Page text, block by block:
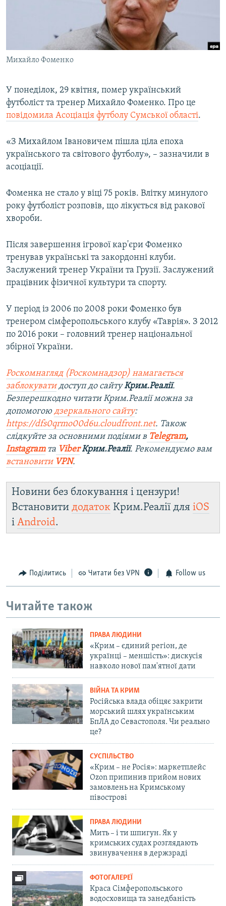
СВІДЧЕННЯ ОКУПАЦІЇ
УКРАЇНСЬКА ПРОБЛЕМА КРИМУ
ІНФОГРАФІКА
ДОЛУЧАЙСЯ!
Усі сайти RFE/RL
Михайло Фоменко
У понеділок, 29 квітня, помер український
футболіст та тренер Михайло Фоменко. Про це
повідомила Асоціація футболу Сумської області.
«З Михайлом Івановичем пішла ціла епоха
українського та світового футболу», – зазначили в
асоціації.
Фоменка не стало у віці 75 років. Влітку минулого
року футболіст розповів, що лікується від ракової
хвороби.
Після завершення ігрової кар'єри Фоменко
тренував українські та закордонні клуби.
Заслужений тренер України та Грузії. Заслужений
працівник фізичної культури та спорту.
У період із 2006 по 2008 роки Фоменко був
тренером сімферопольського клубу «Таврія». З 2012
по 2016 роки – головний тренер національної
збірної України.
Роскомнагляд (Роскомнадзор) намагається
заблокуватидоступ до сайтуКрим.Реалії.
Безперешкодно читати Крим.Реалії можна за
допомогою дзеркального сайту:
https://dfs0qrmo00d6u.cloudfront.net. Також
слідкуйте за основними подіями в Telegram,
Instagramта ViberКрим.Реалії. Рекомендуємо вам
встановити VPN.
Новини без блокування і цензури!
Встановити додаток Крим.Реалії для iOS
і Android.
Поділитись Читати без VPN Follow us
Читайте також
ПРАВА ЛЮДИНИ
«Крим – єдиний регіон, де
українці – меншість»: дискусія
навколо нової пам'ятної дати
ВІЙНА ТА КРИМ
Російська влада обіцяє закрити
морський шлях українським
БпЛА до Севастополя. Чи реально
це?
СУСПІЛЬСТВО
«Крим – не Росія»: маркетплейс
Ozon припинив прийом нових
замовлень на Кримському
півострові
ПРАВА ЛЮДИНИ
Мить – і ти шпигун. Як у
кримських судах розглядають
звинувачення в держзраді
ФОТОГАЛЕРЕЇ
Краса Сімферопольського
водосховища та занедбаність